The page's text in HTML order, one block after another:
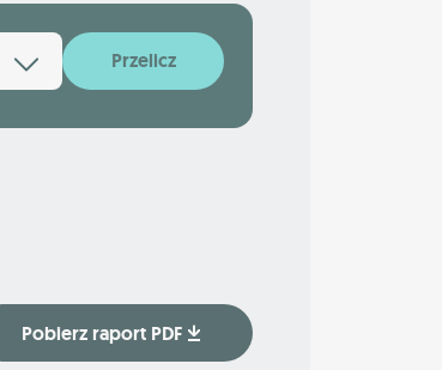
Przelicz
Pobierz raport PDF